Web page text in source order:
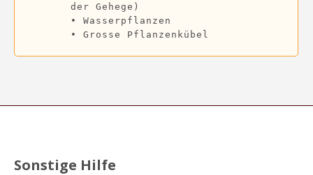
der Gehege)
• Wasserpflanzen
Sonstige Hilfe